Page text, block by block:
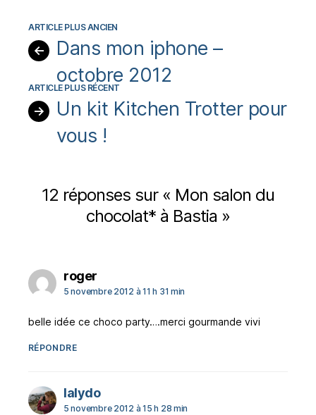
←
Dans mon iphone –
octobre 2012
→
Un kit Kitchen Trotter pour
vous !
12 réponses sur « Mon salon du
chocolat* à Bastia »
rogerdit :
5 novembre 2012 à 11 h 31 min
belle idée ce choco party….merci gourmande vivi
RÉPONDRE
lalydodit :
5 novembre 2012 à 15 h 28 min